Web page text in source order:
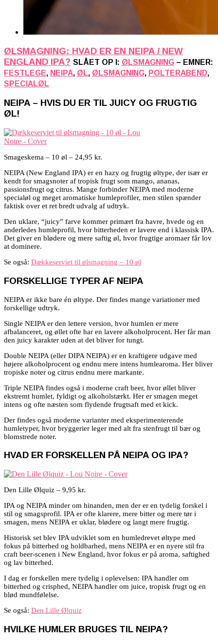
ØLSMAGNING: HVAD ER EN NEIPA / NEW
ENGLAND IPA? SLÅET OP I: ØLSMAGNING – EMNER:
FESTLEGE, NEIPA, ØL, ØLSMAGNING, POLTERABEND,
SPECIALØL
NEIPA – HVIS DU ER TIL JUICY OG FRUGTIG
ØL!
Smageskema – 10 øl – 24,95 kr.
NEIPA (New England IPA) er en hazy og frugtig øltype, der især er
kendt for smagsnoter af tropisk frugt som mango, ananas,
passionsfrugt og citrus. Mange forbinder NEIPA med moderne
specialøl og meget aromatiske humleprofiler, men stilen spænder
faktisk over et ret bredt udvalg af udtryk.
Den uklare, “juicy” farve kommer primært fra havre, hvede og en
anderledes humleprofil, hvor bitterheden er lavere end i klassisk IPA.
Det giver en blødere og mere saftig øl, hvor frugtige aromaer får lov
at dominere.
Se også: Dækkeserviet til ølsmagning – 10 øl
FORSKELLIGE TYPER AF NEIPA
NEIPA er ikke bare én øltype. Der findes mange variationer med
forskellige udtryk.
Single NEIPA er den lettere version, hvor humlen er mere
afbalanceret, og øllet ofte har en lavere alkoholprocent. Her får man
den juicy karakter uden at det bliver for tungt.
Double NEIPA (eller DIPA NEIPA) er en kraftigere udgave med
højere alkoholprocent og endnu mere intens humlearoma. Her bliver
tropiske noter og citrus endnu mere markante.
Triple NEIPA findes også i moderne craft beer, hvor øllet bliver
ekstremt humlet, fyldigt og alkoholstærkt. Her er smagen meget
intens og ofte næsten som flydende frugtsaft med et kick.
Der findes også moderne varianter med eksperimenterende
humletyper, hvor bryggerier leger med alt fra stenfrugt til bær og
blomstrede noter.
HVAD ER FORSKELLEN PÅ NEIPA OG IPA?
Den Lille Ølquiz – 9,95 kr.
IPA og NEIPA minder om hinanden, men der er en tydelig forskel i
stil og smagsprofil. IPA er ofte klarere, mere bitter og mere tør i
smagen, mens NEIPA er uklar, blødere og langt mere frugtig.
Historisk set blev IPA udviklet som en humledrevet øltype med
fokus på bitterhed og holdbarhed, mens NEIPA er en nyere stil fra
craft beer-scenen i New England, hvor fokus er på aroma, saftighed
og lav bitterhed.
I dag er forskellen mere tydelig i oplevelsen: IPA handler om
bitterhed og crisphed, NEIPA handler om juice, tropisk frugt og en
blød mundfølelse.
Se også: Den Lille Ølquiz
HVILKE HUMLER BRUGES TIL NEIPA?